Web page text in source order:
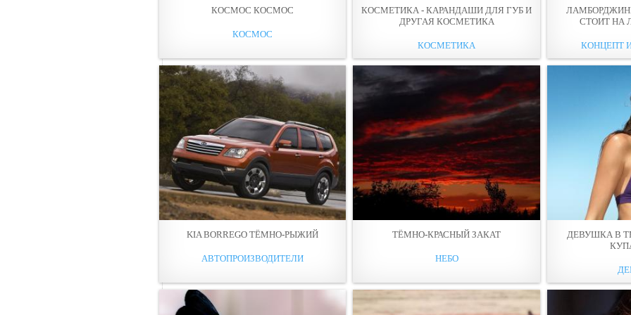
КОСМОС КОСМОС
КОСМОС
КОСМЕТИКА - КАРАНДАШИ ДЛЯ ГУБ И
ДРУГАЯ КОСМЕТИКА
КОСМЕТИКА
СТОИТ НА
КОНЦЕПТ
KIA BORREGO ТЁМНО-РЫЖИЙ
АВТОПРОИЗВОДИТЕЛИ
ТЁМНО-КРАСНЫЙ ЗАКАТ
НЕБО
ДЕВУШКА В